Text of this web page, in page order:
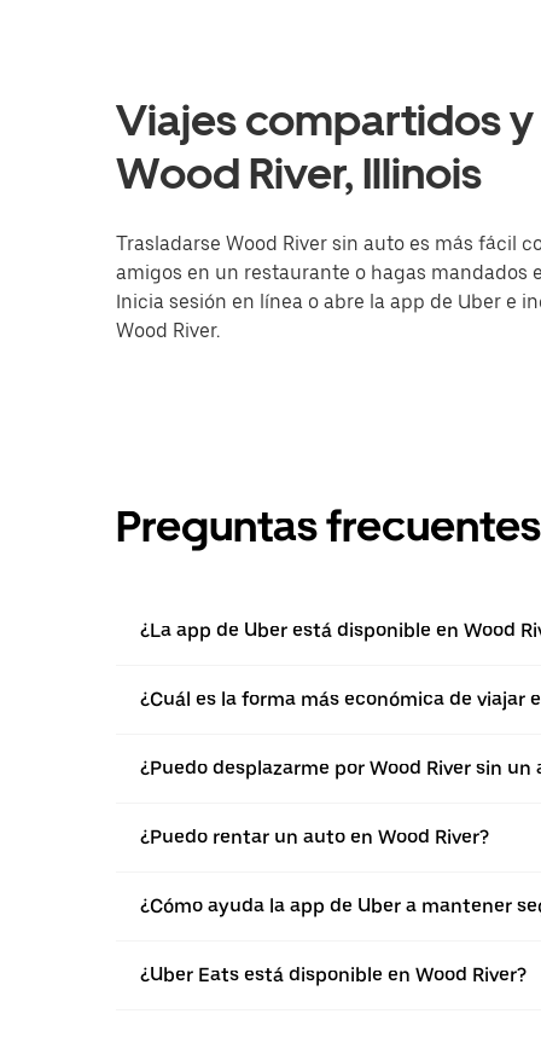
Viajes compartidos
Wood River, Illinois
Trasladarse Wood River sin auto es más fácil
amigos en un restaurante o hagas mandados
Inicia sesión en línea o abre la app de Uber e
Wood River.
Preguntas frecuentes
¿La app de Uber está disponible en Wood
¿Cuál es la forma más económica de viajar
¿Puedo desplazarme por Wood River sin un
¿Puedo rentar un auto en Wood River?
¿Cómo ayuda la app de Uber a mantener
¿Uber Eats está disponible en Wood River?